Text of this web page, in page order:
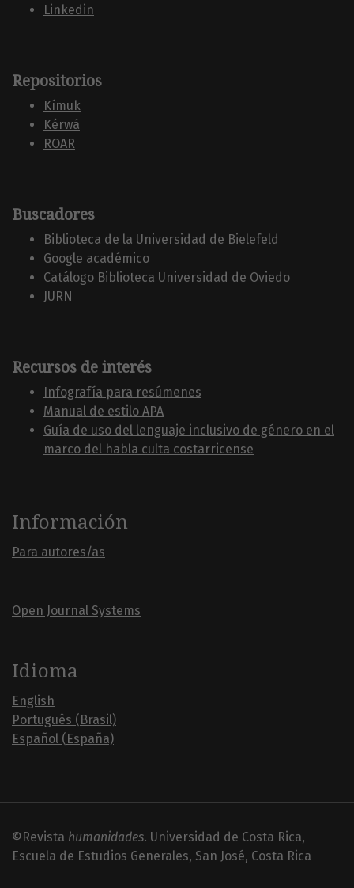
Linkedin
Repositorios
Kí­muk
Kérwá
ROAR
Buscadores
Biblioteca de la Universidad de Bielefeld
Google académico
Catálogo Biblioteca Universidad de Oviedo
JURN
Recursos de interés
Infografía para resúmenes
Manual de estilo APA
Guía de uso del lenguaje inclusivo de género en el
marco del habla culta costarricense
Información
Para autores/as
Open Journal Systems
Idioma
English
Português (Brasil)
Español (España)
©Revista humanidades. Universidad de Costa Rica,
Escuela de Estudios Generales, San José, Costa Rica